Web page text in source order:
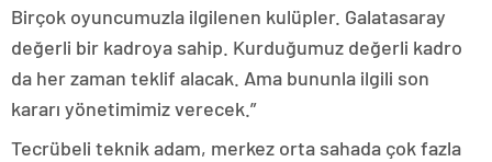
Birçok oyuncumuzla ilgilenen kulüpler. Galatasaray
değerli bir kadroya sahip. Kurduğumuz değerli kadro
da her zaman teklif alacak. Ama bununla ilgili son
kararı yönetimimiz verecek.”
Tecrübeli teknik adam, merkez orta sahada çok fazla